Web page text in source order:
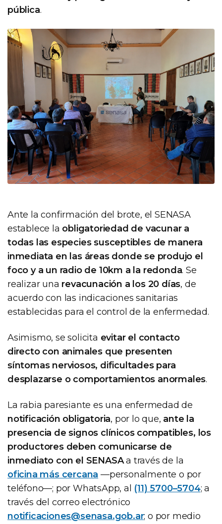
pública.
Ante la confirmación del brote, el SENASA
establece la obligatoriedad de vacunar a
todas las especies susceptibles de manera
inmediata en las áreas donde se produjo el
foco y a un radio de 10km a la redonda. Se
realizar una revacunación a los 20 días, de
acuerdo con las indicaciones sanitarias
establecidas para el control de la enfermedad.
Asimismo, se solicita evitar el contacto
directo con animales que presenten
síntomas nerviosos, dificultades para
desplazarse o comportamientos anormales.
La rabia paresiante es una enfermedad de
notificación obligatoria, por lo que, ante la
presencia de signos clínicos compatibles, los
productores deben comunicarse de
inmediato con el SENASAa través de la
oficina más cercana —personalmente o por
teléfono—; por WhatsApp, al (11) 5700–5704; a
través del correo electrónico
notificaciones@senasa.gob.ar; o por medio